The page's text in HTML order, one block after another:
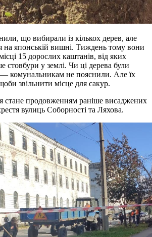
що вибирали із кількох дерев, але
на японській вишні. Тиждень тому вони
15 дорослих каштанів, від яких
стовбури у землі. Чи ці дерева були
— комунальникам не пояснили. Але їх
звільнити місце для сакур.
стане продовженням раніше висаджених
вулиць Соборності та Ляхова.